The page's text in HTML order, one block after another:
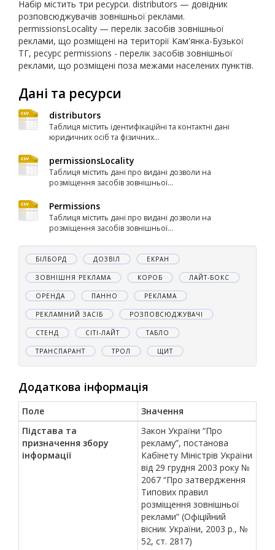
Набір містить три ресурси. distributors — довідник
розповсюджувачів зовнішньої реклами.
permissionsLocality — перелік засобів зовнішньої
реклами, що розміщені на території Кам'янка-Бузької
ТГ, ресурс permissions - перелік засобів зовнішньої
реклами, що розміщені поза межами населених пунктів.
Дані та ресурси
distributors
Таблиця містить ідентифікаційні та контактні дані
юридичних осіб та фізичних...
permissionsLocality
Таблиця містить дані про видані дозволи на
розміщення засобів зовнішньої...
Permissions
Таблиця містить дані про видані дозволи на
розміщення засобів зовнішньої...
БІЛБОРД ДОЗВІЛ ЕКРАН
ЗОВНІШНЯ РЕКЛАМА КОРОБ ЛАЙТ-БОКС
ОРЕНДА ПАННО РЕКЛАМА
РЕКЛАМНИЙ ЗАСІБ РОЗПОВСЮДЖУВАЧІ
СТЕНД СІТІ-ЛАЙТ ТАБЛО
ТРАНСПАРАНТ ТРОЛ ЩИТ
Додаткова інформація
Поле
Значення
Підстава та
призначення збору
інформації
Закон України “Про
рекламу”, постанова
Кабінету Міністрів України
від 29 грудня 2003 року №
2067 “Про затвердження
Типових правил
розміщення зовнішньої
реклами” (Офіційний
вісник України, 2003 р., №
52, ст. 2817)